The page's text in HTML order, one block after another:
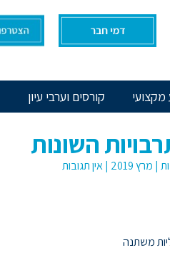
מקצועי קורסים וערבי עיון
השונות
| מרץ 2019 |אין תגובות
משתנה